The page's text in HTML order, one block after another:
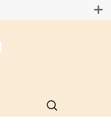
Suchen
nach: